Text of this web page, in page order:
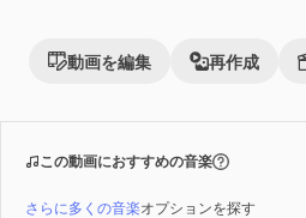
動画を編集 再作成
この動画におすすめの音楽
さらに多くの音楽オプションを探す